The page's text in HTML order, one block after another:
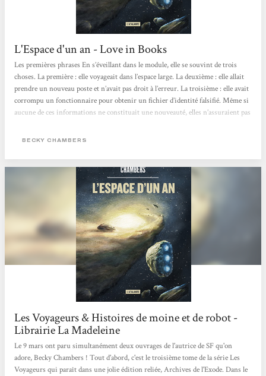
L'Espace d'un an - Love in Books
Les premières phrases En s’éveillant dans le module, elle se souvint de trois
choses. La première : elle voyageait dans l’espace large. La deuxième : elle allait
prendre un nouveau poste et n’avait pas droit à l’erreur. La troisième : elle avait
corrompu un fonctionnaire pour obtenir un fichier d’identité falsifié. Même si
aucune de ces informations ne constituait une nouveauté, elles n’assuraient pas
romans de Becky Chambers! Impressions Ce premier tome de la la série
BECKY CHAMBERS
Les Voyageurs & Histoires de moine et de robot -
Librairie La Madeleine
Le 9 mars ont paru simultanément deux ouvrages de l'autrice de SF qu'on
adore, Becky Chambers ! Tout d'abord, c'est le troisième tome de la série Les
Voyageurs qui paraît dans une jolie édition reliée, Archives de l'Exode. Dans le